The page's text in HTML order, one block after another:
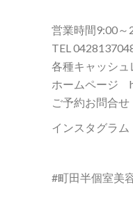
営業時間9:00～
TEL
各種キャッシュ
ホームページ
ご予約お問合
インスタグラ
#町田半個室美